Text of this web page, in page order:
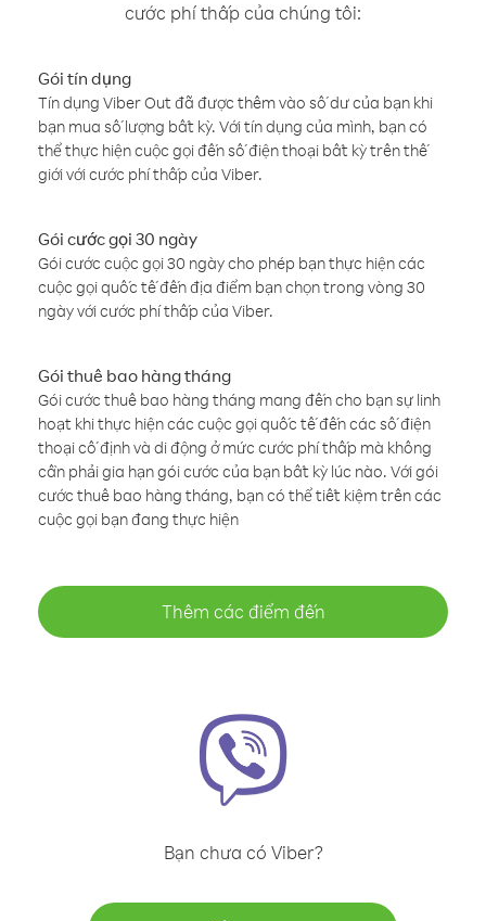
cước phí thấp của chúng tôi:
Gói tín dụng
Tín dụng Viber Out đã được thêm vào số dư của bạn khi
bạn mua số lượng bất kỳ. Với tín dụng của mình, bạn có
thể thực hiện cuộc gọi đến số điện thoại bất kỳ trên thế
giới với cước phí thấp của Viber.
Gói cước gọi 30 ngày
Gói cước cuộc gọi 30 ngày cho phép bạn thực hiện các
cuộc gọi quốc tế đến địa điểm bạn chọn trong vòng 30
ngày với cước phí thấp của Viber.
Gói thuê bao hàng tháng
Gói cước thuê bao hàng tháng mang đến cho bạn sự linh
hoạt khi thực hiện các cuộc gọi quốc tế đến các số điện
thoại cố định và di động ở mức cước phí thấp mà không
cần phải gia hạn gói cước của bạn bất kỳ lúc nào. Với gói
cước thuê bao hàng tháng, bạn có thể tiết kiệm trên các
cuộc gọi bạn đang thực hiện
Thêm các điểm đến
Bạn chưa có Viber?